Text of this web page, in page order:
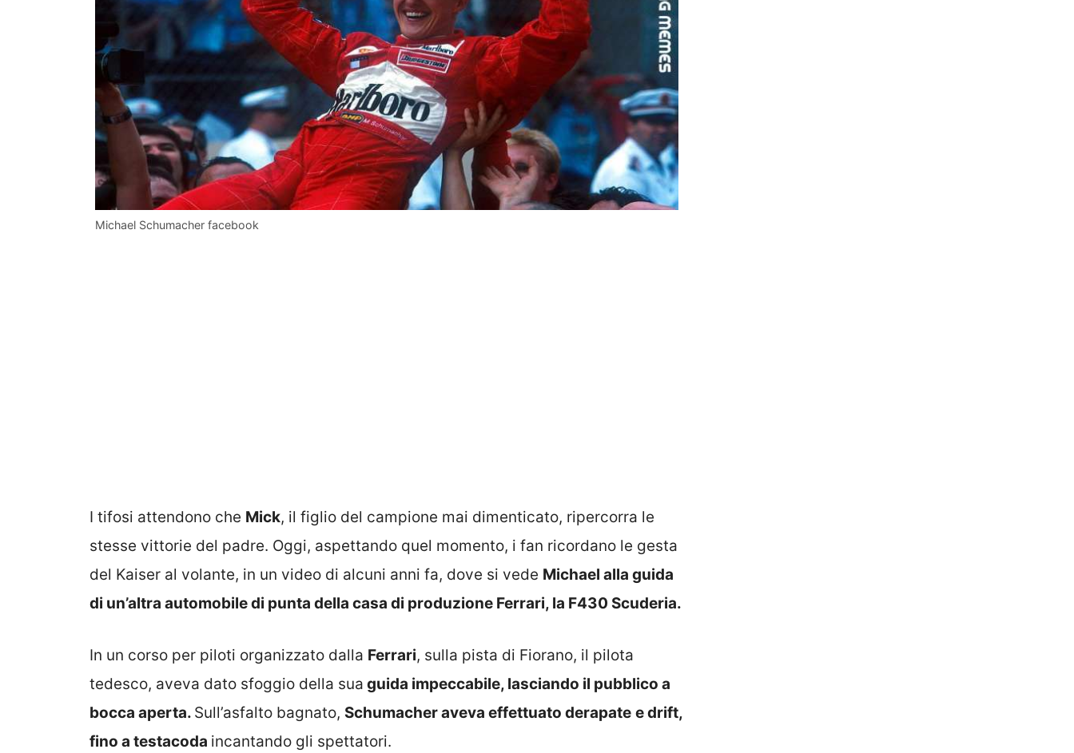
Michael Schumacher facebook
I tifosi attendono che Mick, il figlio del campione mai dimenticato, ripercorra le
stesse vittorie del padre. Oggi, aspettando quel momento, i fan ricordano le gesta
del Kaiser al volante, in un video di alcuni anni fa, dove si vede Michael alla guida
di un’altra automobile di punta della casa di produzione Ferrari, la F430 Scuderia.
In un corso per piloti organizzato dalla Ferrari, sulla pista di Fiorano, il pilota
tedesco, aveva dato sfoggio della sua guida impeccabile, lasciando il pubblico a
bocca aperta. Sull’asfalto bagnato, Schumacher aveva effettuato derapate e drift,
fino a testacoda incantando gli spettatori.